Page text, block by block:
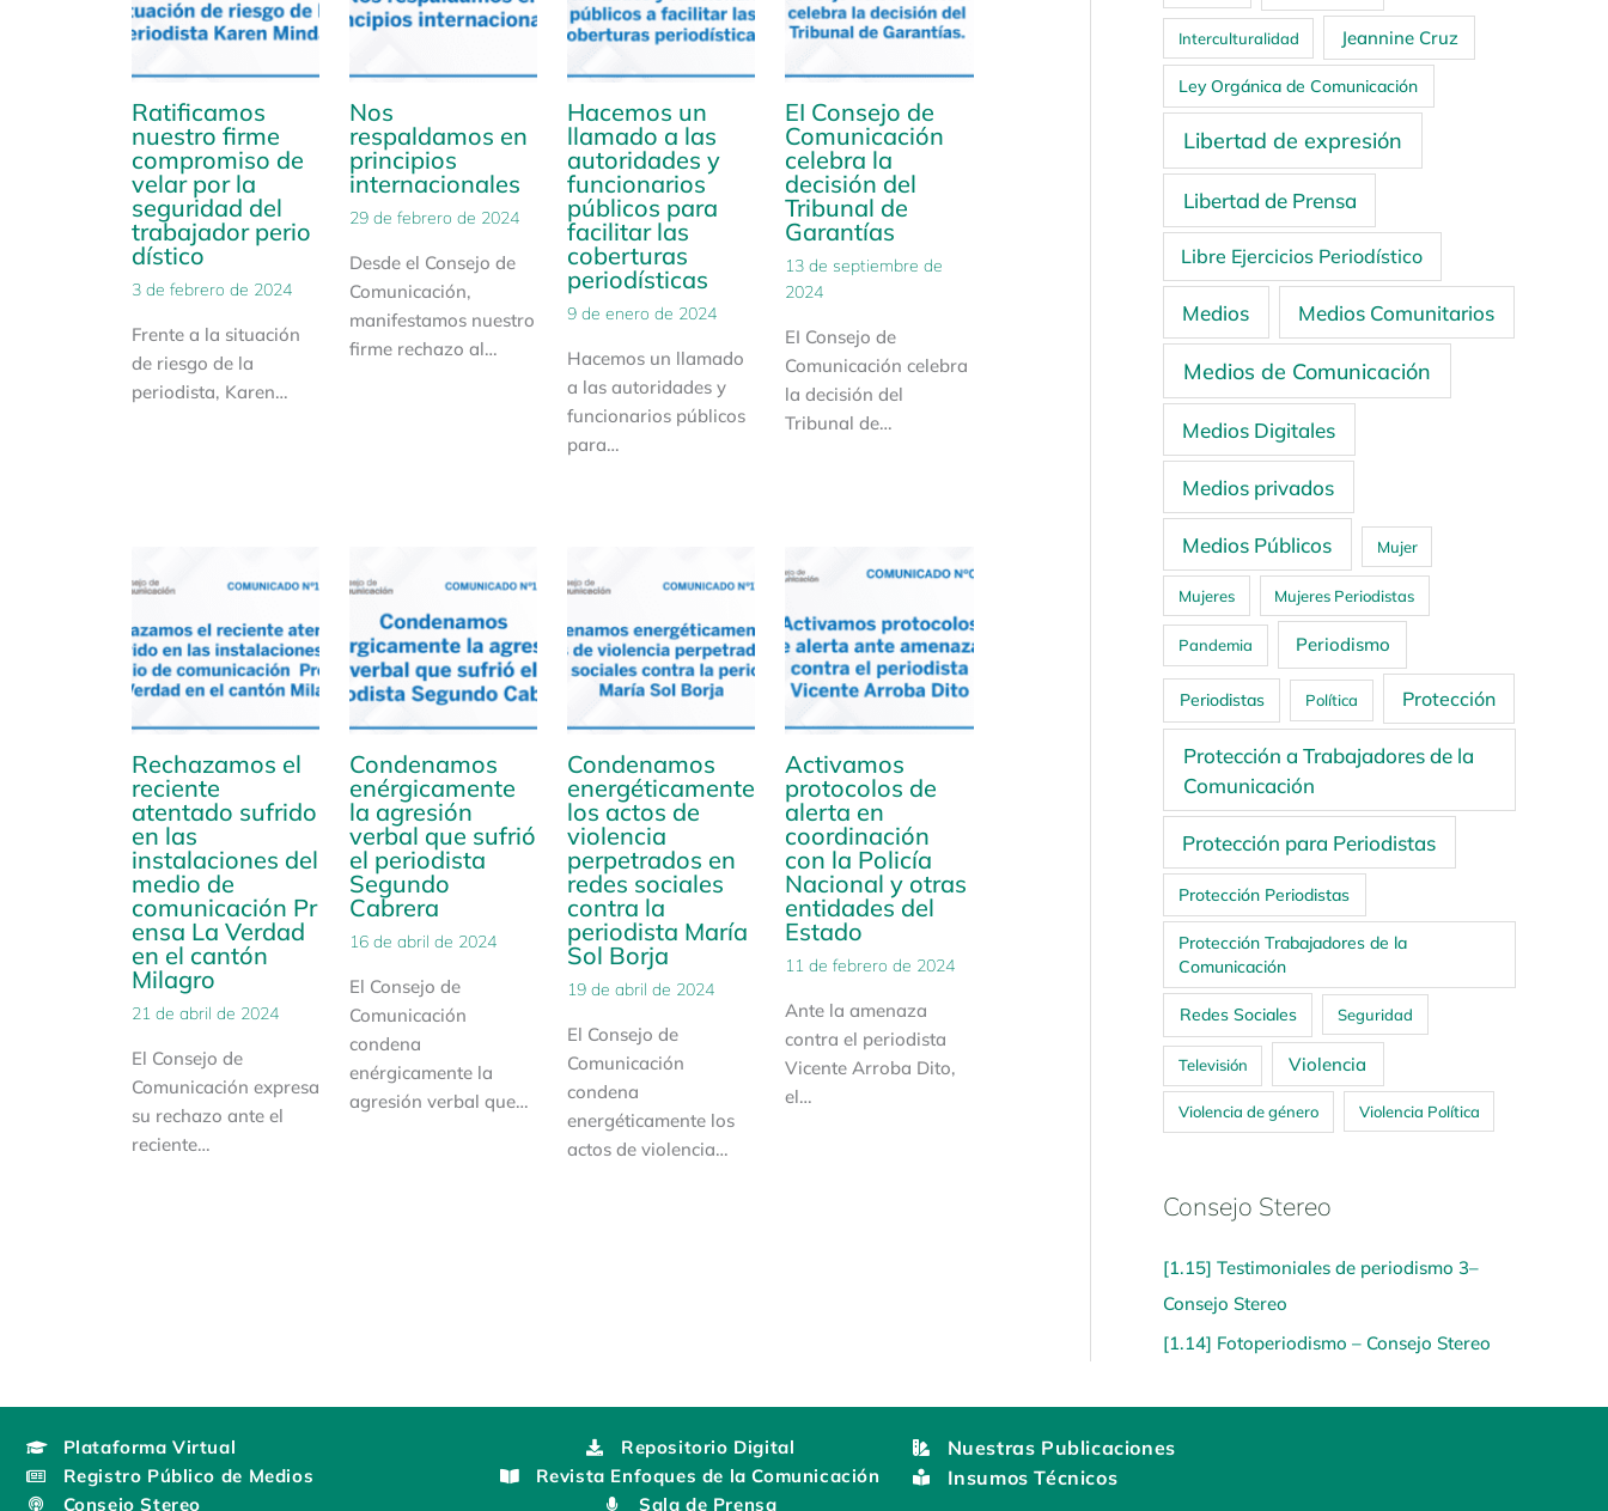
Ratificamos
nuestro firme
compromiso de
velar por la
seguridad del
trabajador perio
dístico
3 de febrero de 2024
Frente a la situación
de riesgo de la
periodista, Karen…
Nos
respaldamos en
principios
internacionales
29 de febrero de 2024
Desde el Consejo de
Comunicación,
manifestamos nuestro
firme rechazo al…
Hacemos un
llamado a las
autoridades y
funcionarios
públicos para
facilitar las
coberturas
periodísticas
9 de enero de 2024
Hacemos un llamado
a las autoridades y
funcionarios públicos
para…
EI Consejo de
Comunicación
celebra la
decisión del
Tribunal de
Garantías
13 de septiembre de
2024
EI Consejo de
Comunicación celebra
la decisión del
Tribunal de…
Rechazamos el
reciente
atentado sufrido
en las
instalaciones del
medio de
comunicación Pr
ensa La Verdad
en el cantón
Milagro
21 de abril de 2024
El Consejo de
Comunicación expresa
su rechazo ante el
reciente…
Condenamos
enérgicamente
la agresión
verbal que sufrió
el periodista
Segundo
Cabrera
16 de abril de 2024
El Consejo de
Comunicación
condena
enérgicamente la
agresión verbal que…
Condenamos
energéticamente
los actos de
violencia
perpetrados en
redes sociales
contra la
periodista María
Sol Borja
19 de abril de 2024
El Consejo de
Comunicación
condena
energéticamente los
actos de violencia…
Activamos
protocolos de
alerta en
coordinación
con la Policía
Nacional y otras
entidades del
Estado
11 de febrero de 2024
Ante la amenaza
contra el periodista
Vicente Arroba Dito,
el…
Interculturalidad Jeannine Cruz
Ley Orgánica de Comunicación
Libertad de expresión
Libertad de Prensa
Libre Ejercicios Periodístico
Medios Medios Comunitarios
Medios de Comunicación
Medios Digitales
Medios privados
Medios Públicos Mujer
Mujeres Mujeres Periodistas
Pandemia Periodismo
Periodistas Política Protección
Protección a Trabajadores de la
Comunicación
Protección para Periodistas
Protección Periodistas
Protección Trabajadores de la
Comunicación
Redes Sociales Seguridad
Televisión Violencia
Violencia de género Violencia Política
Consejo Stereo
[1.15] Testimoniales de periodismo 3–
Consejo Stereo
[1.14] Fotoperiodismo – Consejo Stereo
Plataforma Virtual
Registro Público de Medios
Consejo Stereo
Repositorio Digital
Revista Enfoques de la Comunicación
Sala de Prensa
Nuestras Publicaciones
Insumos Técnicos